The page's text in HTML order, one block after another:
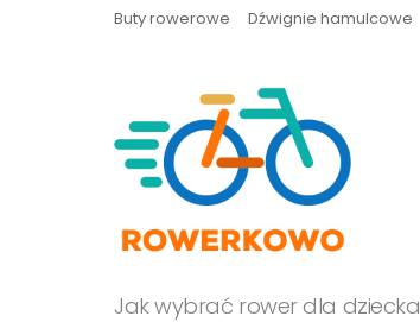
Buty rowerowe Dźwignie hamulcowe
Jak wybrać rower dla dziecka